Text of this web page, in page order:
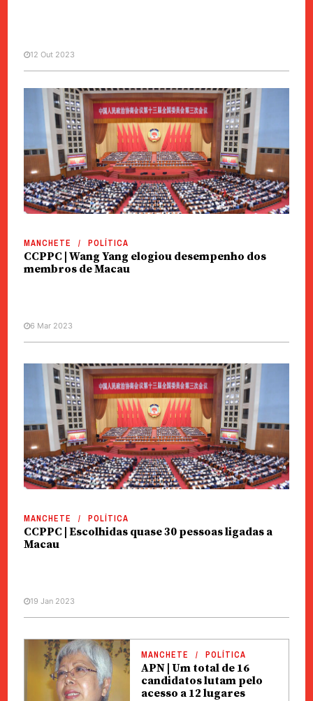
MANCHETE POLÍTICA
Uma Faixa, Uma Rota | Lao Nga
Wong quer “academia científica”
12 Out 2023
MANCHETE POLÍTICA
CCPPC | Wang Yang elogiou desempenho dos
membros de Macau
6 Mar 2023
MANCHETE POLÍTICA
CCPPC | Escolhidas quase 30 pessoas ligadas a
Macau
19 Jan 2023
MANCHETE POLÍTICA
APN | Um total de 16
candidatos lutam pelo
acesso a 12 lugares